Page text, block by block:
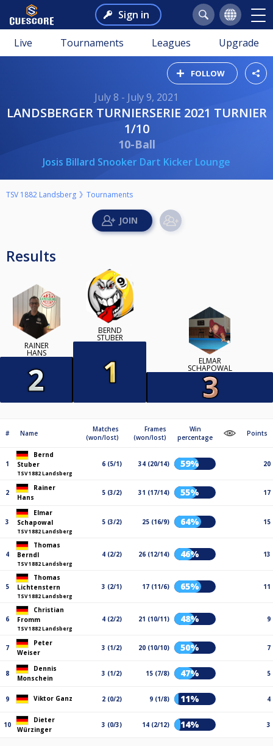
Sign in
Live Tournaments Leagues Upgrade
FOLLOW
July 8 - July 9, 2021
LANDSBERGER TURNIERSERIE 2021 TURNIER
1/10
10-Ball
Josis Billard Snooker Dart Kicker Lounge
TSV 1882 Landsberg Tournaments
Results
RAINER
HANS
BERND
STUBER
ELMAR
SCHAPOWAL
# Name
Matches
(won/lost)
Frames
(won/lost)
Win
percentage
Points
1
Bernd
Stuber
TSV 1882 Landsberg
6 (5/1) 34 (20/14) 59% 20
2
Rainer
Hans
5 (3/2) 31 (17/14) 55% 17
3
Elmar
Schapowal
TSV 1882 Landsberg
5 (3/2) 25 (16/9) 64% 15
4
Thomas
Berndl
TSV 1882 Landsberg
4 (2/2) 26 (12/14) 46% 13
5
Thomas
Lichtenstern
TSV 1882 Landsberg
3 (2/1) 17 (11/6) 65% 11
6
Christian
Fromm
TSV 1882 Landsberg
4 (2/2) 21 (10/11) 48% 9
7
Peter
Weiser
3 (1/2) 20 (10/10) 50% 7
8
Dennis
Monschein
3 (1/2) 15 (7/8) 47% 5
9 Viktor Ganz 2 (0/2) 9 (1/8) 11% 4
10
Dieter
Würzinger
3 (0/3) 14 (2/12) 14% 3